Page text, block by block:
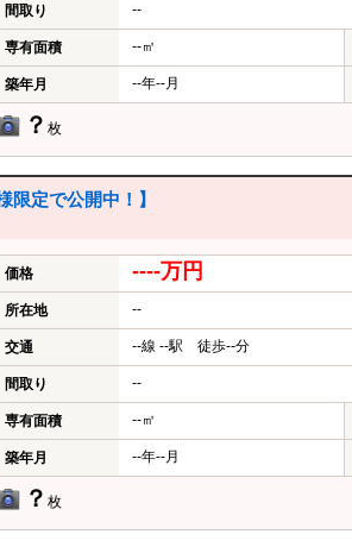
間取り --
専有面積 --㎡
築年月 --年--月
？ 枚
定で公開中！】
価格 ----万円
所在地 --
交通 --線 --駅 徒歩--分
間取り --
専有面積 --㎡
築年月 --年--月
？ 枚